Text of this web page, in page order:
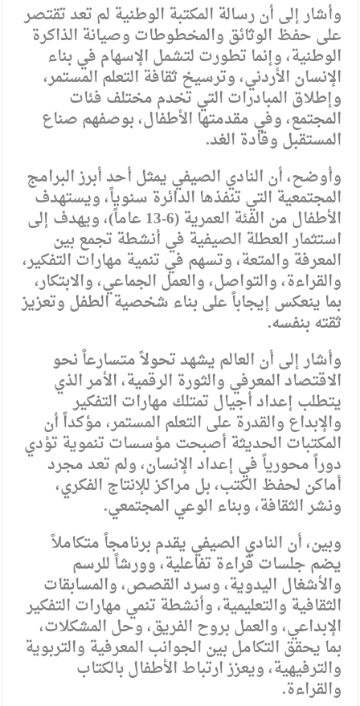
وأشار إلى أن رسالة المكتبة الوطنية لم تعد تقتصر
على حفظ الوثائق والمخطوطات وصيانة الذاكرة
الوطنية، وإنما تطورت لتشمل الإسهام في بناء
الإنسان الأردني، وترسيخ ثقافة التعلم المستمر،
وإطلاق المبادرات التي تخدم مختلف فئات
المجتمع، وفي مقدمتها الأطفال، بوصفهم صناع
المستقبل وقادة الغد.
وأوضح، أن النادي الصيفي يمثل أحد أبرز البرامج
المجتمعية التي تنفذها الدائرة سنوياً، ويستهدف
الأطفال من الفئة العمرية (6-13 عاماً)، ويهدف إلى
استثمار العطلة الصيفية في أنشطة تجمع بين
المعرفة والمتعة، وتسهم في تنمية مهارات التفكير،
والقراءة، والتواصل، والعمل الجماعي، والابتكار،
بما ينعكس إيجاباً على بناء شخصية الطفل وتعزيز
ثقته بنفسه.
وأشار إلى أن العالم يشهد تحولاً متسارعاً نحو
الاقتصاد المعرفي والثورة الرقمية، الأمر الذي
يتطلب إعداد أجيال تمتلك مهارات التفكير
والإبداع والقدرة على التعلم المستمر، مؤكداً أن
المكتبات الحديثة أصبحت مؤسسات تنموية تؤدي
دوراً محورياً في إعداد الإنسان، ولم تعد مجرد
أماكن لحفظ الكتب، بل مراكز للإنتاج الفكري،
ونشر الثقافة، وبناء الوعي المجتمعي.
وبين، أن النادي الصيفي يقدم برنامجاً متكاملاً
يضم جلسات قراءة تفاعلية، وورشاً للرسم
والأشغال اليدوية، وسرد القصص، والمسابقات
الثقافية والتعليمية، وأنشطة تنمي مهارات التفكير
الإبداعي، والعمل بروح الفريق، وحل المشكلات،
بما يحقق التكامل بين الجوانب المعرفية والتربوية
والترفيهية، ويعزز ارتباط الأطفال بالكتاب
والقراءة.